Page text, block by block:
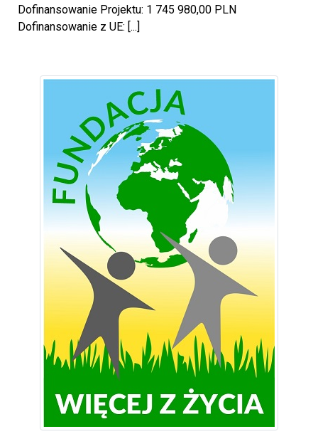
Dofinansowanie Projektu: 1 745 980,00 PLN
Dofinansowanie z UE: [...]